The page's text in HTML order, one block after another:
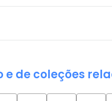
e de coleções